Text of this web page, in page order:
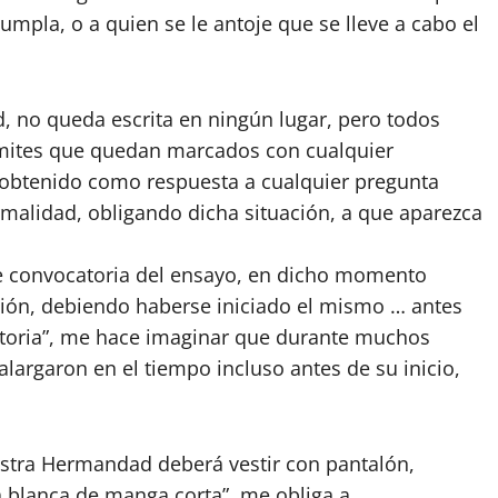
o a quien se le antoje que se lleve a cabo el
queda escrita en ningún lugar, pero todos
que quedan marcados con cualquier
como respuesta a cualquier pregunta
obligando dicha situación, a que aparezca
del ensayo, en dicho momento
debiendo haberse iniciado el mismo … antes
me hace imaginar que durante muchos
en el tiempo incluso antes de su inicio,
Hermandad deberá vestir con pantalón,